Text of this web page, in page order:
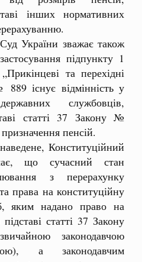
інших нормативних
України зважає також
підпункту 1
та перехідні
існує відмінність у
службовців,
статті 37 Закону №
пенсій.
Конституційний
що сучасний стан
з перерахунку
права на конституційну
яким надано право на
статті 37 Закону
законодавчою
а законодавчим